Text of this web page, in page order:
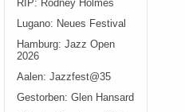
RIP: Rodney Holmes
Lugano: Neues Festival
Hamburg: Jazz Open
2026
Aalen: Jazzfest@35
Gestorben: Glen Hansard